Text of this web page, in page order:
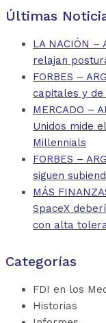
Últimas
LA NACIÓN –
relajan
FORBES –
capitales y de
MERCADO –
Unidos mide
Millennials
FORBES –
siguen
MÁS
SpaceX
con alta
Categorías
FDI en los
Historias